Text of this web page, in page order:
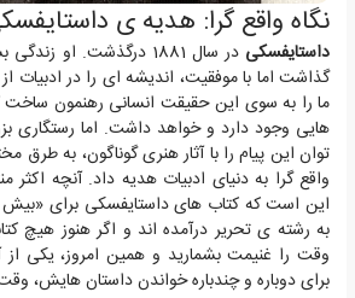
نگاه واقع گرا: هدیه ی
داستایفسکی
در سال 1881 درگذشت. او
گذاشت اما با موفقیت، اندیشه ای را در
ما را به سوی این حقیقت انسانی رهنمون ساخت
هایی وجود دارد و خواهد داشت. اما رستگاری
توان این پیام را با آثار هنری گوناگون، به طرق
واقع گرا به دنیای ادبیات هدیه داد. آنچه اکثر
این است که کتاب های داستایفسکی برای «بیش
به رشته ی تحریر درآمده اند و اگر هنوز هیچ
وقت را غنیمت بشمارید و همین امروز، یکی از
برای دوباره و چندباره خواندن داستان هایش،